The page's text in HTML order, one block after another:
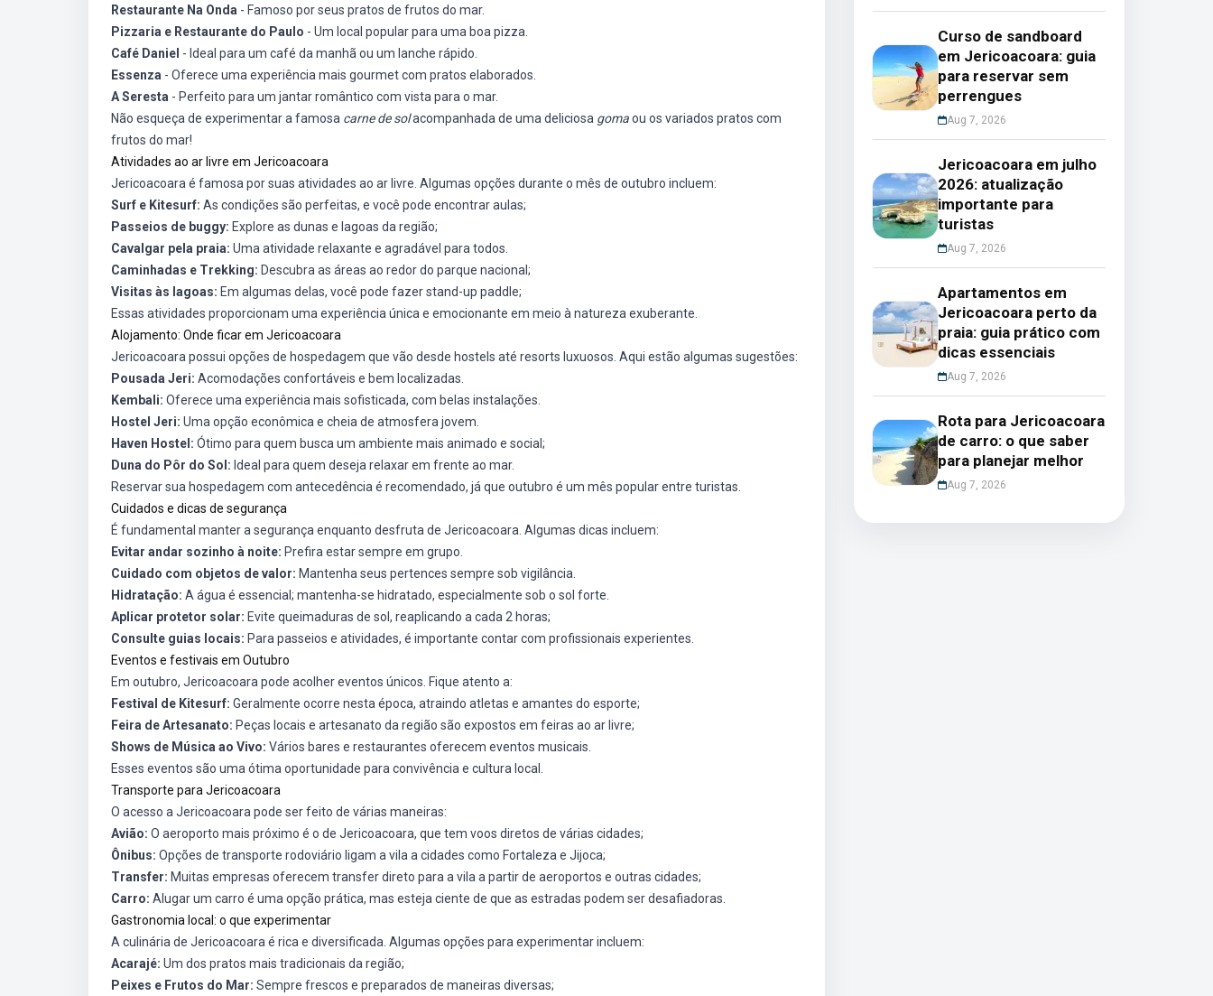
Restaurante Na Onda - Famoso por seus pratos de frutos do mar.
Pizzaria e Restaurante do Paulo - Um local popular para uma boa pizza.
Café Daniel - Ideal para um café da manhã ou um lanche rápido.
Essenza - Oferece uma experiência mais gourmet com pratos elaborados.
A Seresta - Perfeito para um jantar romântico com vista para o mar.
Não esqueça de experimentar a famosa carne de solacompanhada de uma deliciosa gomaou os variados pratos com
frutos do mar!
Atividades ao ar livre em Jericoacoara
Jericoacoara é famosa por suas atividades ao ar livre. Algumas opções durante o mês de outubro incluem:
Surf e Kitesurf: As condições são perfeitas, e você pode encontrar aulas;
Passeios de buggy: Explore as dunas e lagoas da região;
Cavalgar pela praia: Uma atividade relaxante e agradável para todos.
Caminhadas e Trekking: Descubra as áreas ao redor do parque nacional;
Visitas às lagoas: Em algumas delas, você pode fazer stand-up paddle;
Essas atividades proporcionam uma experiência única e emocionante em meio à natureza exuberante.
Alojamento: Onde ficar em Jericoacoara
Jericoacoara possui opções de hospedagem que vão desde hostels até resorts luxuosos. Aqui estão algumas sugestões:
Pousada Jeri: Acomodações confortáveis e bem localizadas.
Kembali: Oferece uma experiência mais sofisticada, com belas instalações.
Hostel Jeri: Uma opção econômica e cheia de atmosfera jovem.
Haven Hostel: Ótimo para quem busca um ambiente mais animado e social;
Duna do Pôr do Sol: Ideal para quem deseja relaxar em frente ao mar.
Reservar sua hospedagem com antecedência é recomendado, já que outubro é um mês popular entre turistas.
Cuidados e dicas de segurança
É fundamental manter a segurança enquanto desfruta de Jericoacoara. Algumas dicas incluem:
Evitar andar sozinho à noite: Prefira estar sempre em grupo.
Cuidado com objetos de valor: Mantenha seus pertences sempre sob vigilância.
Hidratação: A água é essencial; mantenha-se hidratado, especialmente sob o sol forte.
Aplicar protetor solar: Evite queimaduras de sol, reaplicando a cada 2 horas;
Consulte guias locais: Para passeios e atividades, é importante contar com profissionais experientes.
Eventos e festivais em Outubro
Em outubro, Jericoacoara pode acolher eventos únicos. Fique atento a:
Festival de Kitesurf: Geralmente ocorre nesta época, atraindo atletas e amantes do esporte;
Feira de Artesanato: Peças locais e artesanato da região são expostos em feiras ao ar livre;
Shows de Música ao Vivo: Vários bares e restaurantes oferecem eventos musicais.
Esses eventos são uma ótima oportunidade para convivência e cultura local.
Transporte para Jericoacoara
O acesso a Jericoacoara pode ser feito de várias maneiras:
Avião: O aeroporto mais próximo é o de Jericoacoara, que tem voos diretos de várias cidades;
Ônibus: Opções de transporte rodoviário ligam a vila a cidades como Fortaleza e Jijoca;
Transfer: Muitas empresas oferecem transfer direto para a vila a partir de aeroportos e outras cidades;
Carro: Alugar um carro é uma opção prática, mas esteja ciente de que as estradas podem ser desafiadoras.
Gastronomia local: o que experimentar
A culinária de Jericoacoara é rica e diversificada. Algumas opções para experimentar incluem:
Acarajé: Um dos pratos mais tradicionais da região;
Peixes e Frutos do Mar: Sempre frescos e preparados de maneiras diversas;
Curso de sandboard
em Jericoacoara: guia
para reservar sem
perrengues
Aug 7, 2026
Jericoacoara em julho
2026: atualização
importante para
turistas
Aug 7, 2026
Apartamentos em
Jericoacoara perto da
praia: guia prático com
dicas essenciais
Aug 7, 2026
Rota para Jericoacoara
de carro: o que saber
para planejar melhor
Aug 7, 2026